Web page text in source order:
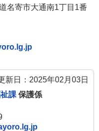
名寄市大通南1丁目1番
新日：2025年02月03日
課 保護係